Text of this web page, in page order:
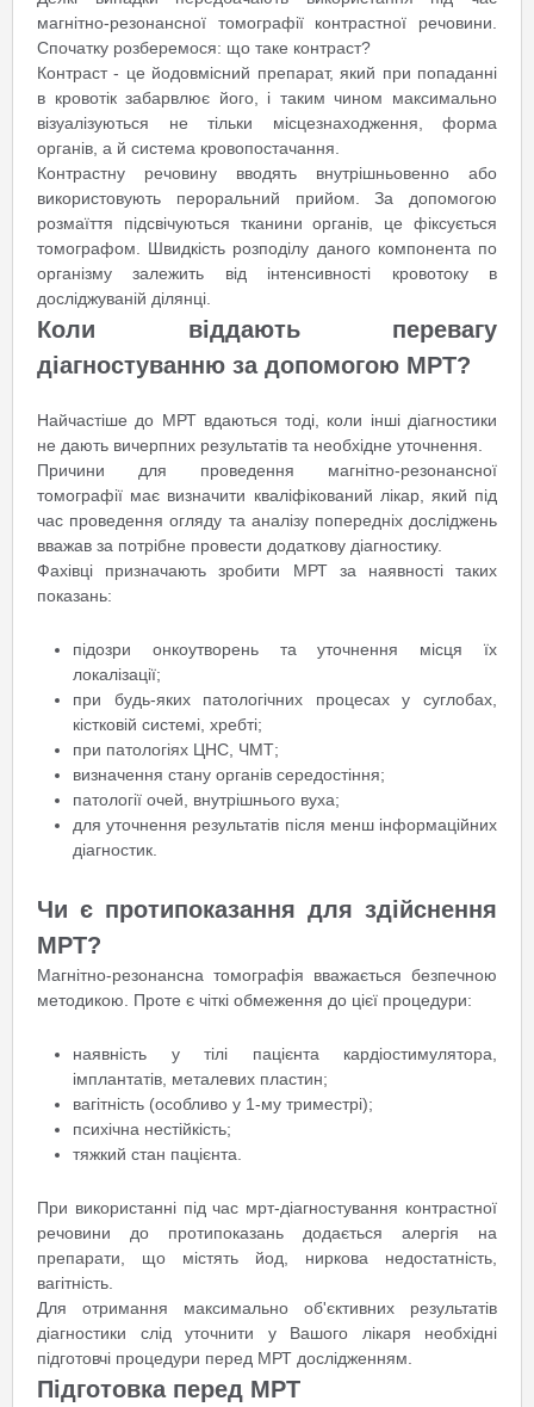
магнітно-резонансної томографії контрастної речовини.
Спочатку розберемося: що таке контраст?
Контраст - це йодовмісний препарат, який при попаданні
в кровотік забарвлює його, і таким чином максимально
візуалізуються не тільки місцезнаходження, форма
органів, а й система кровопостачання.
Контрастну речовину вводять внутрішньовенно або
використовують пероральний прийом. За допомогою
розмаїття підсвічуються тканини органів, це фіксується
томографом. Швидкість розподілу даного компонента по
організму залежить від інтенсивності кровотоку в
досліджуваній ділянці.
Коли віддають перевагу
діагностуванню за допомогою МРТ?
Найчастіше до МРТ вдаються тоді, коли інші діагностики
не дають вичерпних результатів та необхідне уточнення.
Причини для проведення магнітно-резонансної
томографії має визначити кваліфікований лікар, який під
час проведення огляду та аналізу попередніх досліджень
вважав за потрібне провести додаткову діагностику.
Фахівці призначають зробити МРТ за наявності таких
показань:
підозри онкоутворень та уточнення місця їх
локалізації;
при будь-яких патологічних процесах у суглобах,
кістковій системі, хребті;
при патологіях ЦНС, ЧМТ;
визначення стану органів середостіння;
патології очей, внутрішнього вуха;
для уточнення результатів після менш інформаційних
діагностик.
Чи є протипоказання для здійснення
МРТ?
Магнітно-резонансна томографія вважається безпечною
методикою. Проте є чіткі обмеження до цієї процедури:
наявність у тілі пацієнта кардіостимулятора,
імплантатів, металевих пластин;
вагітність (особливо у 1-му триместрі);
психічна нестійкість;
тяжкий стан пацієнта.
При використанні під час мрт-діагностування контрастної
речовини до протипоказань додається алергія на
препарати, що містять йод, ниркова недостатність,
вагітність.
Для отримання максимально об'єктивних результатів
діагностики слід уточнити у Вашого лікаря необхідні
підготовчі процедури перед МРТ дослідженням.
Підготовка перед МРТ